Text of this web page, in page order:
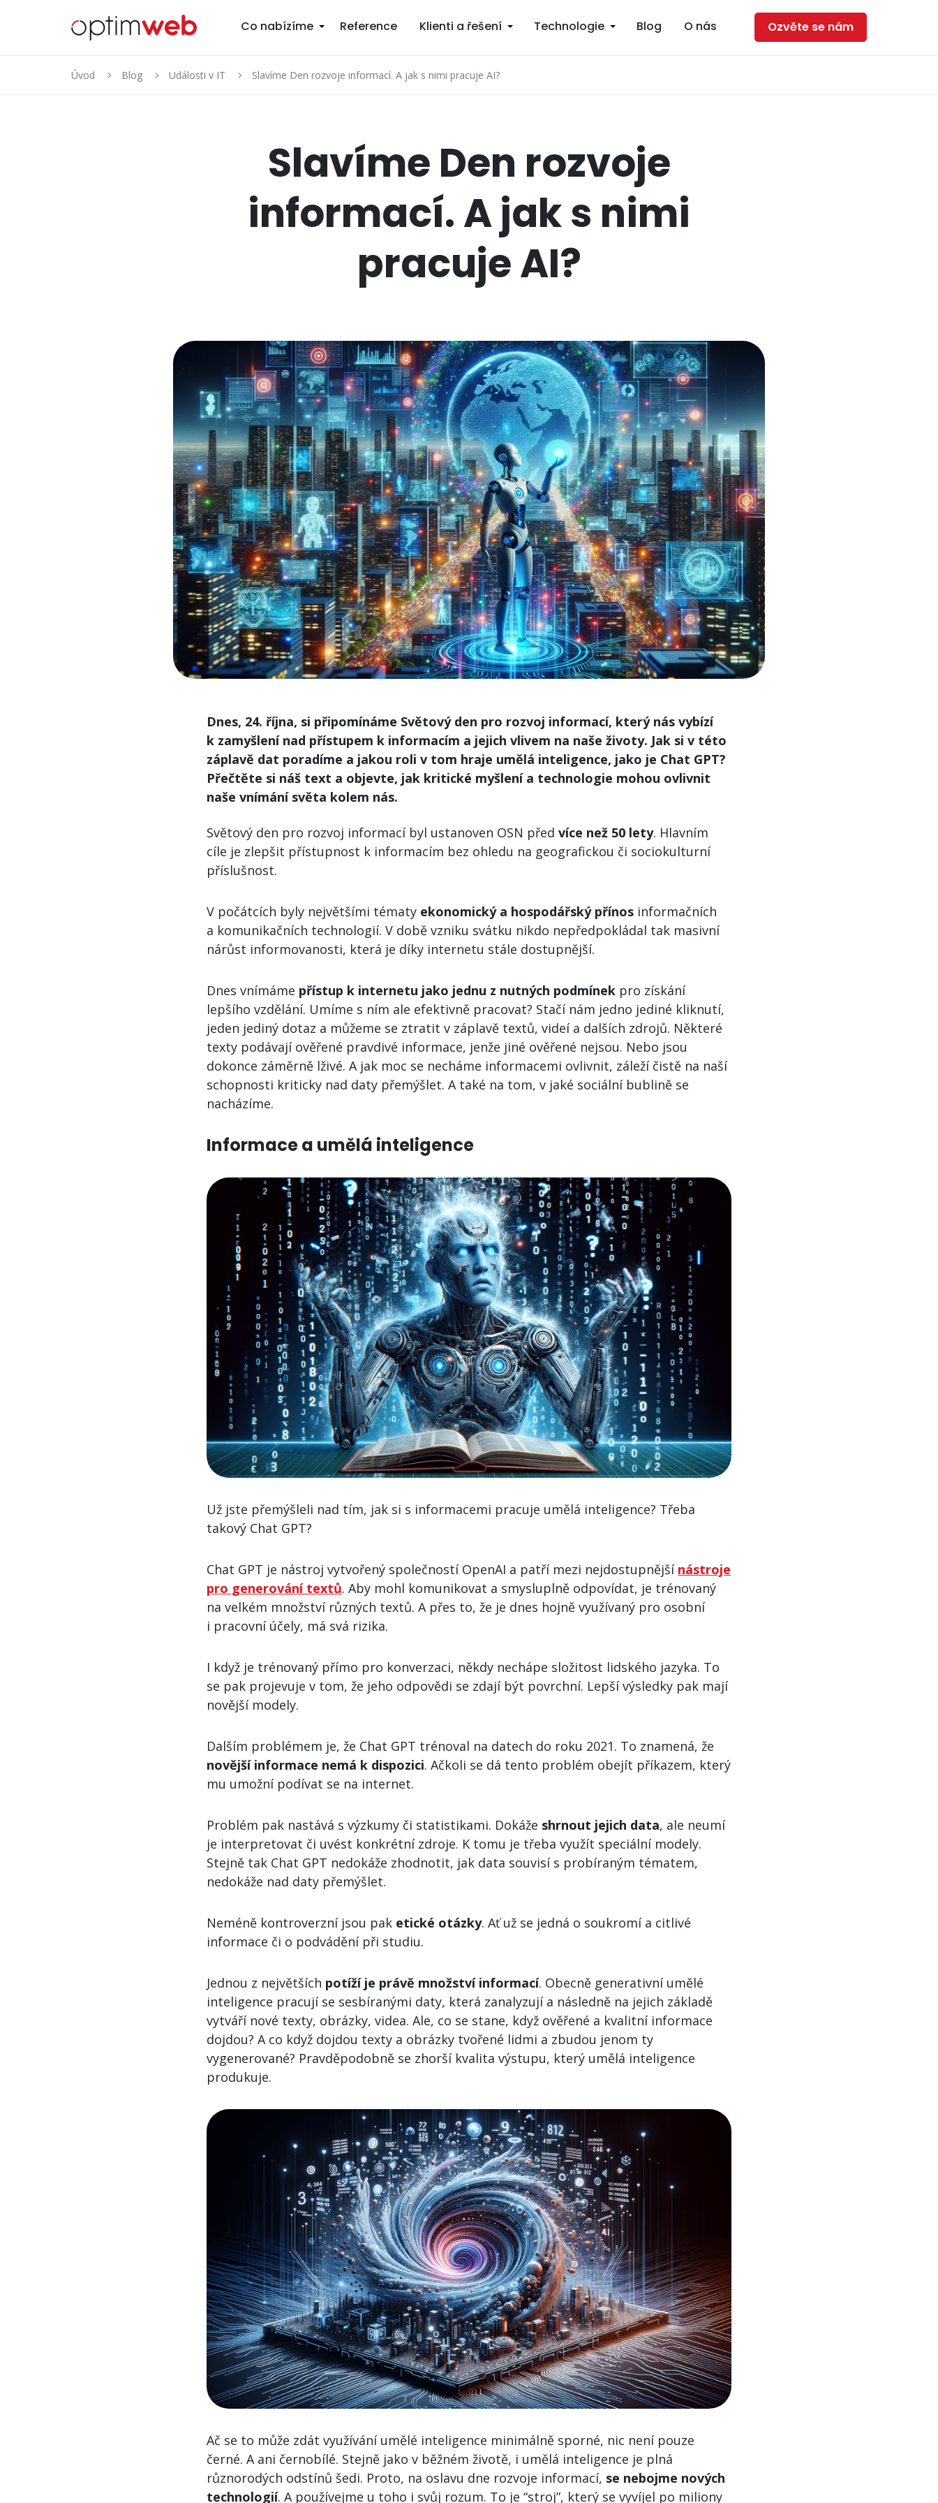
Co nabízíme Reference Klienti a řešení Technologie Blog O nás Ozvěte se nám
Úvod Blog Události v IT Slavíme Den rozvoje informací. A jak s nimi pracuje AI?
Slavíme Den rozvoje
informací. A jak s nimi
pracuje AI?
Dnes, 24. října, si připomínáme Světový den pro rozvoj informací, který nás vybízí
k zamyšlení nad přístupem k informacím a jejich vlivem na naše životy. Jak si v této
záplavě dat poradíme a jakou roli v tom hraje umělá inteligence, jako je Chat GPT?
Přečtěte si náš text a objevte, jak kritické myšlení a technologie mohou ovlivnit
naše vnímání světa kolem nás.
Světový den pro rozvoj informací byl ustanoven OSN předvíce než 50 lety. Hlavním
cíle je zlepšit přístupnost k informacím bez ohledu na geografickou či sociokulturní
příslušnost.
V počátcích byly největšími tématy ekonomický a hospodářský přínos informačních
a komunikačních technologií. V době vzniku svátku nikdo nepředpokládal tak masivní
nárůst informovanosti, která je díky internetu stále dostupnější.
Dnes vnímáme přístup k internetu jako jednu z nutných podmínek pro získání
lepšího vzdělání. Umíme s ním ale efektivně pracovat? Stačí nám jedno jediné kliknutí,
jeden jediný dotaz a můžeme se ztratit v záplavě textů, videí a dalších zdrojů. Některé
texty podávají ověřené pravdivé informace, jenže jiné ověřené nejsou. Nebo jsou
dokonce záměrně lživé. A jak moc se necháme informacemi ovlivnit, záleží čistě na naší
schopnosti kriticky nad daty přemýšlet. A také na tom, v jaké sociální bublině se
nacházíme.
Informace a umělá inteligence
Už jste přemýšleli nad tím, jak si s informacemi pracuje umělá inteligence? Třeba
takový Chat GPT?
Chat GPT je nástroj vytvořený společností OpenAI a patří mezi nejdostupnější nástroje
pro generování textů. Aby mohl komunikovat a smysluplně odpovídat, je trénovaný
na velkém množství různých textů. A přes to, že je dnes hojně využívaný pro osobní
i pracovní účely, má svá rizika.
I když je trénovaný přímo pro konverzaci, někdy nechápe složitost lidského jazyka. To
se pak projevuje v tom, že jeho odpovědi se zdají být povrchní. Lepší výsledky pak mají
novější modely.
Dalším problémem je, že Chat GPT trénoval na datech do roku 2021. To znamená, že
novější informace nemá k dispozici. Ačkoli se dá tento problém obejít příkazem, který
mu umožní podívat se na internet.
Problém pak nastává s výzkumy či statistikami. Dokáže shrnout jejich data, ale neumí
je interpretovat či uvést konkrétní zdroje. K tomu je třeba využít speciální modely.
Stejně tak Chat GPT nedokáže zhodnotit, jak data souvisí s probíraným tématem,
nedokáže nad daty přemýšlet.
Neméně kontroverzní jsou pak etické otázky. Ať už se jedná o soukromí a citlivé
informace či o podvádění při studiu.
Jednou z největších potíží je právě množství informací. Obecně generativní umělé
inteligence pracují se sesbíranými daty, která zanalyzují a následně na jejich základě
vytváří nové texty, obrázky, videa. Ale, co se stane, když ověřené a kvalitní informace
dojdou? A co když dojdou texty a obrázky tvořené lidmi a zbudou jenom ty
vygenerované? Pravděpodobně se zhorší kvalita výstupu, který umělá inteligence
produkuje.
Ač se to může zdát využívání umělé inteligence minimálně sporné, nic není pouze
černé. A ani černobílé. Stejně jako v běžném životě, i umělá inteligence je plná
různorodých odstínů šedi. Proto, na oslavu dne rozvoje informací, se nebojme nových
technologií. A používejme u toho i svůj rozum. To je “stroj”, který se vyvíjel po miliony